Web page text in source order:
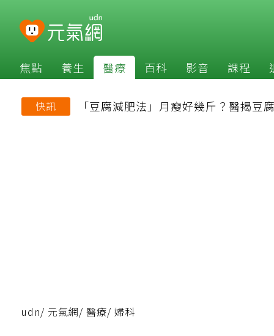
焦點 養生 醫療 百科 影音 課程
快訊 「豆腐減肥法」月瘦好幾斤？醫揭豆
udn/ 元氣網/ 醫療/ 婦科